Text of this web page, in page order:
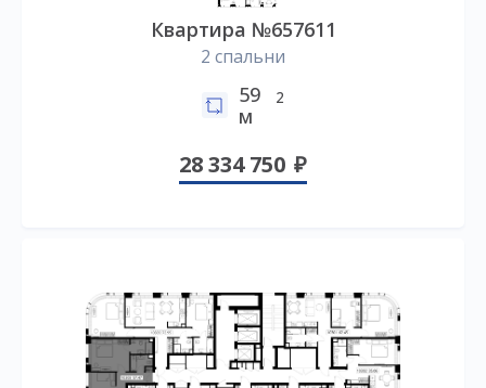
Квартира №657611
2 спальни
59
м
2
28 334 750